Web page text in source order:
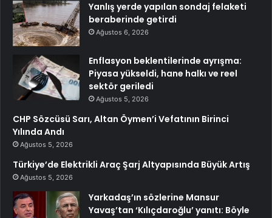
Yanlış yerde yapılan sondaj felaketi
beraberinde getirdi
Ağustos 6, 2026
Enflasyon beklentilerinde ayrışma:
Piyasa yükseldi, hane halkı ve reel
sektör geriledi
Ağustos 5, 2026
CHP Sözcüsü Sarı, Altan Öymen’i Vefatının Birinci
Yılında Andı
Ağustos 5, 2026
Türkiye’de Elektrikli Araç Şarj Altyapısında Büyük Artış
Ağustos 5, 2026
Yarkadaş’ın sözlerine Mansur
Yavaş’tan ‘Kılıçdaroğlu’ yanıtı: Böyle